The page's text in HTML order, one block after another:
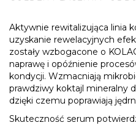
Aktywnie rewitalizująca linia
uzyskanie rewelacyjnych
zostały wzbogacone o
naprawę i opóźnienie
kondycji. Wzmacniają
prawdziwy koktajl mineralny
dzięki czemu poprawiają
Skuteczność serum